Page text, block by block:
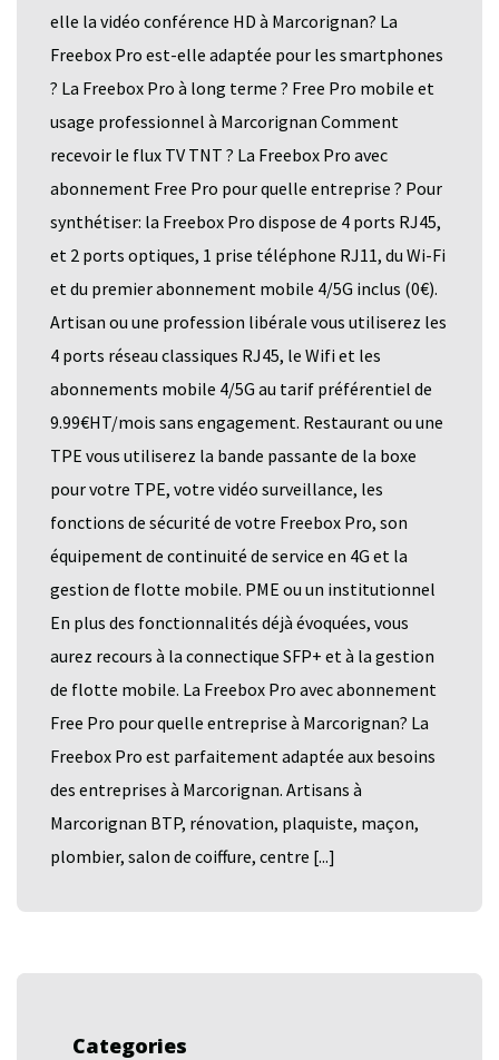
elle la vidéo conférence HD à Marcorignan? La
Freebox Pro est-elle adaptée pour les smartphones
? La Freebox Pro à long terme ? Free Pro mobile et
usage professionnel à Marcorignan Comment
recevoir le flux TV TNT ? La Freebox Pro avec
abonnement Free Pro pour quelle entreprise ? Pour
synthétiser: la Freebox Pro dispose de 4 ports RJ45,
et 2 ports optiques, 1 prise téléphone RJ11, du Wi-Fi
et du premier abonnement mobile 4/5G inclus (0€).
Artisan ou une profession libérale vous utiliserez les
4 ports réseau classiques RJ45, le Wifi et les
abonnements mobile 4/5G au tarif préférentiel de
9.99€HT/mois sans engagement. Restaurant ou une
TPE vous utiliserez la bande passante de la boxe
pour votre TPE, votre vidéo surveillance, les
fonctions de sécurité de votre Freebox Pro, son
équipement de continuité de service en 4G et la
gestion de flotte mobile. PME ou un institutionnel
En plus des fonctionnalités déjà évoquées, vous
aurez recours à la connectique SFP+ et à la gestion
de flotte mobile. La Freebox Pro avec abonnement
Free Pro pour quelle entreprise à Marcorignan? La
Freebox Pro est parfaitement adaptée aux besoins
des entreprises à Marcorignan. Artisans à
Marcorignan BTP, rénovation, plaquiste, maçon,
plombier, salon de coiffure, centre [...]
Categories